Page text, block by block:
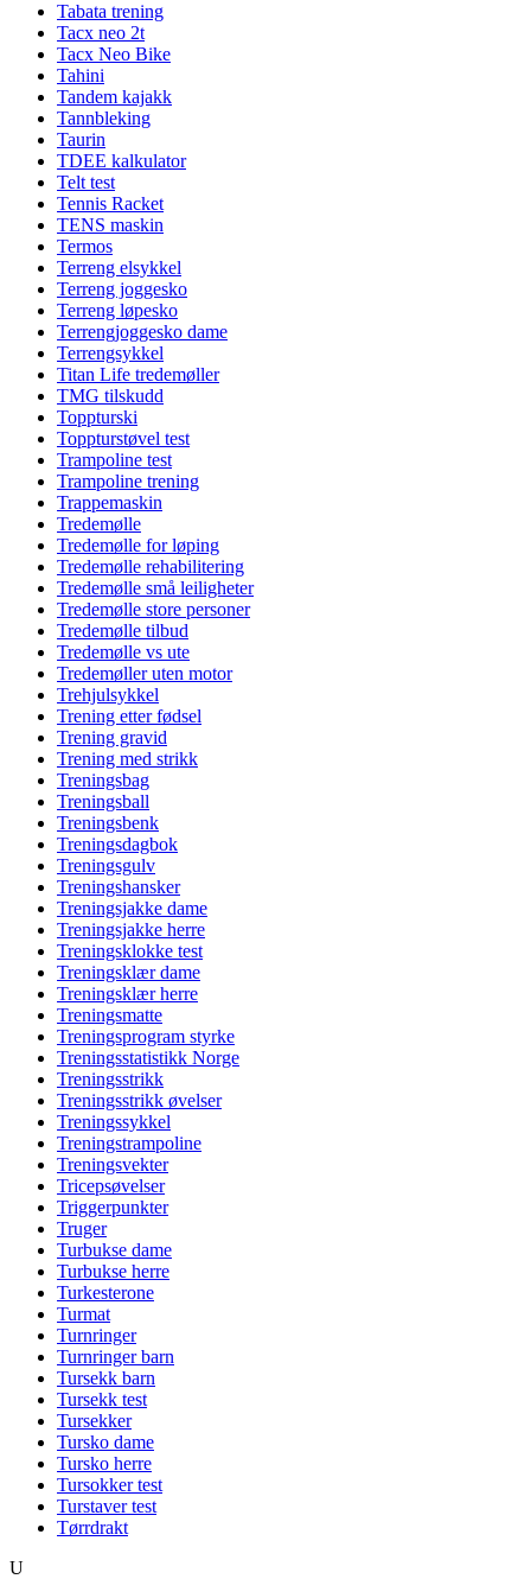
Tabata trening
Tacx neo 2t
Tacx Neo Bike
Tahini
Tandem kajakk
Tannbleking
Taurin
TDEE kalkulator
Telt test
Tennis Racket
TENS maskin
Termos
Terreng elsykkel
Terreng joggesko
Terreng løpesko
Terrengjoggesko dame
Terrengsykkel
Titan Life tredemøller
TMG tilskudd
Toppturski
Toppturstøvel test
Trampoline test
Trampoline trening
Trappemaskin
Tredemølle
Tredemølle for løping
Tredemølle rehabilitering
Tredemølle små leiligheter
Tredemølle store personer
Tredemølle tilbud
Tredemølle vs ute
Tredemøller uten motor
Trehjulsykkel
Trening etter fødsel
Trening gravid
Trening med strikk
Treningsbag
Treningsball
Treningsbenk
Treningsdagbok
Treningsgulv
Treningshansker
Treningsjakke dame
Treningsjakke herre
Treningsklokke test
Treningsklær dame
Treningsklær herre
Treningsmatte
Treningsprogram styrke
Treningsstatistikk Norge
Treningsstrikk
Treningsstrikk øvelser
Treningssykkel
Treningstrampoline
Treningsvekter
Tricepsøvelser
Triggerpunkter
Truger
Turbukse dame
Turbukse herre
Turkesterone
Turmat
Turnringer
Turnringer barn
Tursekk barn
Tursekk test
Tursekker
Tursko dame
Tursko herre
Tursokker test
Turstaver test
Tørrdrakt
U